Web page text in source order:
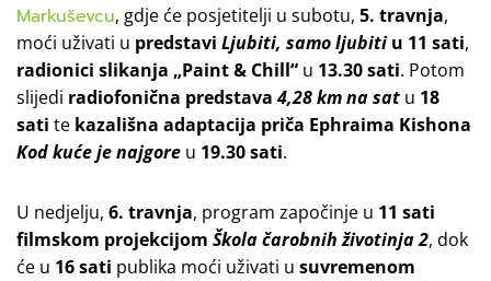
Markuševcu, gdje će posjetitelji u subotu, 5. travnja,
moći uživati u predstavi Ljubiti, samo ljubiti u 11 sati,
radionici slikanja „Paint & Chill“ u 13.30 sati. Potom
slijedi radiofonična predstava 4,28 km na sat u 18
sati te kazališna adaptacija priča Ephraima Kishona
Kod kuće je najgore u 19.30 sati.
U nedjelju, 6. travnja, program započinje u 11 sati
filmskom projekcijom Škola čarobnih životinja 2, dok
će u 16 sati publika moći uživati u suvremenom